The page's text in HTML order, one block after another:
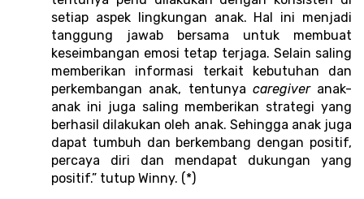
setiap aspek lingkungan anak. Hal ini menjadi
tanggung jawab bersama untuk membuat
keseimbangan emosi tetap terjaga. Selain saling
memberikan informasi terkait kebutuhan dan
perkembangan anak, tentunya caregiver anak-
anak ini juga saling memberikan strategi yang
berhasil dilakukan oleh anak. Sehingga anak juga
dapat tumbuh dan berkembang dengan positif,
percaya diri dan mendapat dukungan yang
positif.” tutup Winny. (*)